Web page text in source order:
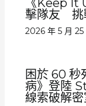
《Keep It
擊隊友 挑
2026 年 5 月 25
困於 60
病》登陸
線索破解